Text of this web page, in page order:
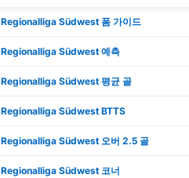
Regionalliga Südwest 폼 가이드
Regionalliga Südwest 예측
Regionalliga Südwest 평균 골
Regionalliga Südwest BTTS
Regionalliga Südwest 오버 2.5 골
Regionalliga Südwest 코너